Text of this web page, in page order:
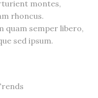
montes,
rhoncus.
quam semper libero,
sed ipsum.